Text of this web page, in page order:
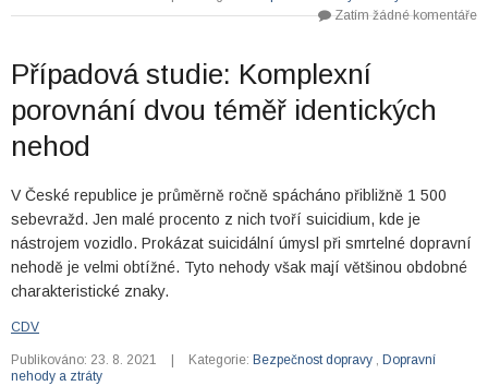
Zatím žádné komentáře
Případová studie: Komplexní
porovnání dvou téměř identických
nehod
V České republice je průměrně ročně spácháno přibližně 1 500
sebevražd. Jen malé procento z nich tvoří suicidium, kde je
nástrojem vozidlo. Prokázat suicidální úmysl při smrtelné dopravní
nehodě je velmi obtížné. Tyto nehody však mají většinou obdobné
charakteristické znaky.
CDV
Publikováno: 23. 8. 2021 Kategorie: Bezpečnost dopravy , Dopravní
nehody a ztráty